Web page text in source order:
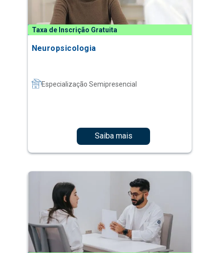
Taxa de Inscrição Gratuita
Neuropsicologia
Especialização Semipresencial
Saiba mais